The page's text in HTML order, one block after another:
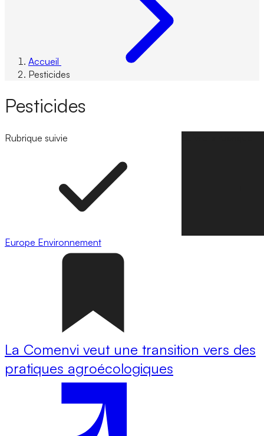
Accueil
Pesticides
Pesticides
Rubrique suivie
Europe Environnement
La Comenvi veut une transition vers des
pratiques agroécologiques